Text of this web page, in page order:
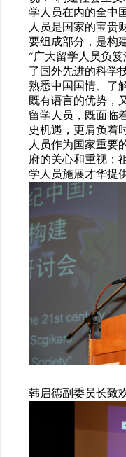
学人员在内的全中
人员是国家的宝贵
要组成部分，是构
“广大留学人员负
了国外先进的科学
熟悉中国国情、了
既有语言的优势，
留学人员，既面临
史机遇，更肩负着
人员作为国家重要
府的关心和重视；
学人员施展才华提
韩启德副委员长致